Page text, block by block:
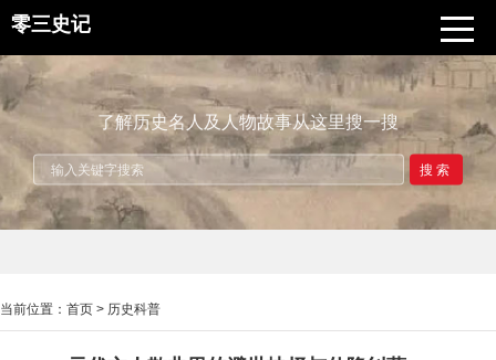
零三史记
了解历史名人及人物故事从这里搜一搜
搜索
当前位置： 首页 > 历史科普